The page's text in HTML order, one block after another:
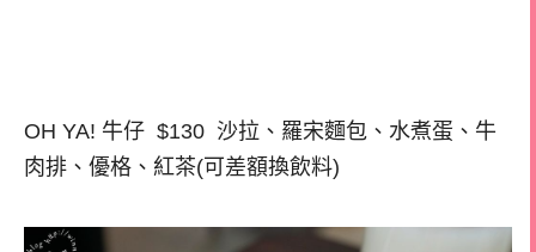
OH YA! 牛仔 $130 沙拉、羅宋麵包、水煮蛋、牛
肉排、優格、紅茶(可差額換飲料)